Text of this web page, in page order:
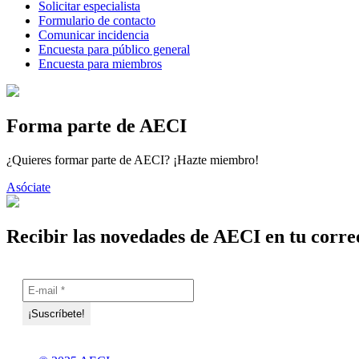
Solicitar especialista
Formulario de contacto
Comunicar incidencia
Encuesta para público general
Encuesta para miembros
Forma parte de AECI
¿Quieres formar parte de AECI? ¡Hazte miembro!
Asóciate
Recibir las novedades de AECI en tu